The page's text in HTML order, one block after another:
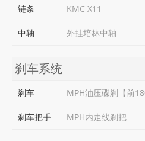
链条 KMC X11
中轴 外挂培林中轴
刹车系统
刹车 MPH油压碟刹【前
刹车把手 MPH内走线刹把